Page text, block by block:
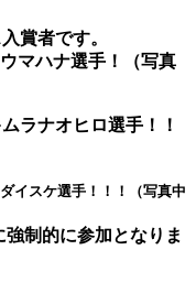
賞者です。
ハナ選手！（写真
ナオヒロ選手！！
スケ選手！！！（写真中
強制的に参加となりま